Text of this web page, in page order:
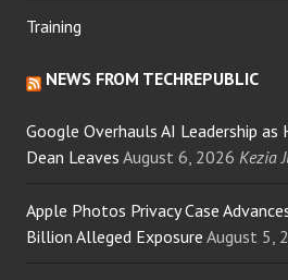
Training
NEWS FROM TECHREPUBLIC
Google Overhauls AI Leadership as
Dean Leaves August 6, 2026 Kezia
Apple Photos Privacy Case
Billion Alleged Exposure August 5,